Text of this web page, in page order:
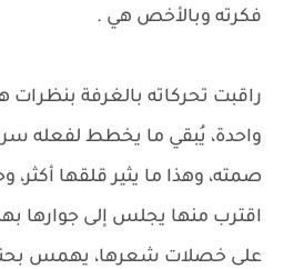
فكرته وبالأخص هي .
راقبت تحركاته بالغرفة بنظرات
واحدة، يُبقي ما يخطط لفعله
صمته، وهذا ما يثير قلقها
اقترب منها يجلس إلى جوارها
على خصلات شعرها، يهمس